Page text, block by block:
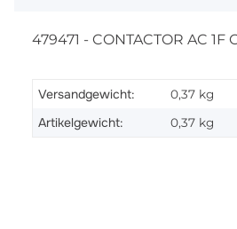
479471 - CONTACTOR AC 1F
Versandgewicht: 0,37 kg
Artikelgewicht: 0,37 kg